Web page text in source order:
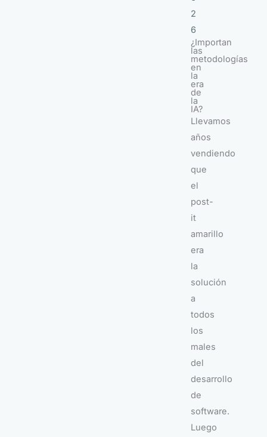
2
6
¿Importan
las
metodologías
en
la
era
de
la
IA?
Llevamos
años
vendiendo
que
el
post-
it
amarillo
era
la
solución
a
todos
los
males
del
desarrollo
de
software.
Luego